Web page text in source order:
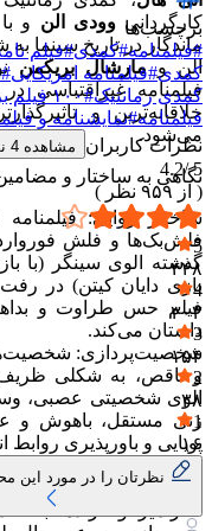
کارگردانیوودی الن و
ماندگار در تاریخ سینما
الن ومارشال بریکمن
خلاقانه‌ترین و
می‌شود.
نگاهی به ساختار و
ساختار روایی:
فلش‌بک‌ها و فلش
گذشته الوی سینگر (با
بازی دایان کیتن) در
فیلم حس طراوت و
داستان می‌کند.
شخصیت‌پردازی:
و ناقص، به شکلی
الوی شخصیتی عصبی،
زنی مستقل، باهوش و
پویایی و باورپذیری روابط
مضامین: فیلمنامه به
اضطراب، رؤیا، مرگ و
طنزامیز و گزنده، به
برچسب‌ها
#فیلمنامه#کمدی#فیلم
کمدی#فیلمنامه امریکایی#
کمدی رمانتیک#۱۰۰ فیلم برتر تاریخ سینما
فیلمنامه#نمایشنامه و
نظرات کاربران
مشاهده 4
5 /
4.2
( از ۹۵۹ نظر )
5
۴۴۸
4
۳۰۳
3
۱۵۴
2
۳۸
1
۱۶
نظرتان را در مورد این